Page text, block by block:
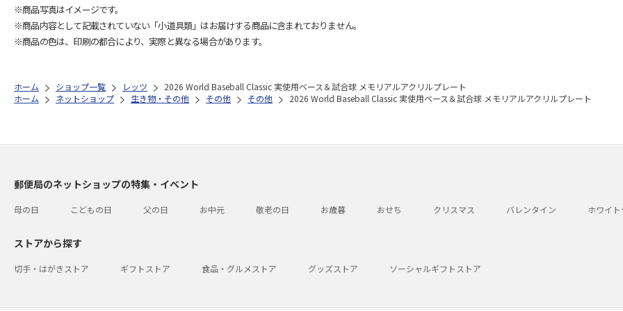
※商品写真はイメージです。
※商品内容として記載されていない「小道具類」はお届けする商品に含まれておりません。
※商品の色は、印刷の都合により、実際と異なる場合があります。
ホーム ショップ一覧 レッツ
2026 World Baseball Classic 実使用ベース＆試合球 メモリアルアクリルプレート
ホーム
ネットショップ 生き物・その他 その他 その他 2026 World Baseball Classic 実使用ベース＆試合球 メモリアルアクリルプレート
郵便局のネットショップの特集・イベント
母の日 こどもの日 父の日 お中元 敬老の日 お歳暮 おせち クリスマス バレンタイン ホワイ
ストアから探す
切手・はがきストア ギフトストア 食品・グルメストア グッズストア ソーシャルギフトストア